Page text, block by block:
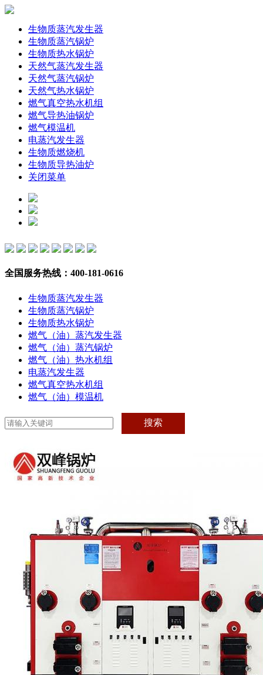
生物质蒸汽发生器
生物质蒸汽锅炉
生物质热水锅炉
天然气蒸汽发生器
天然气蒸汽锅炉
天然气热水锅炉
燃气真空热水机组
燃气导热油锅炉
燃气模温机
电蒸汽发生器
生物质燃烧机
生物质导热油炉
关闭菜单
全国服务热线：400-181-0616
生物质蒸汽发生器
生物质蒸汽锅炉
生物质热水锅炉
燃气（油）蒸汽发生器
燃气（油）蒸汽锅炉
燃气（油）热水机组
电蒸汽发生器
燃气真空热水机组
燃气（油）模温机